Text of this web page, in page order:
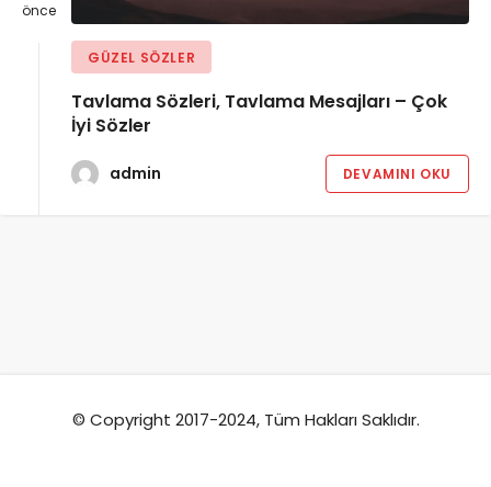
önce
GÜZEL SÖZLER
Tavlama Sözleri, Tavlama Mesajları – Çok
İyi Sözler
admin DEVAMINI OKU
© Copyright 2017-2024, Tüm Hakları Saklıdır.